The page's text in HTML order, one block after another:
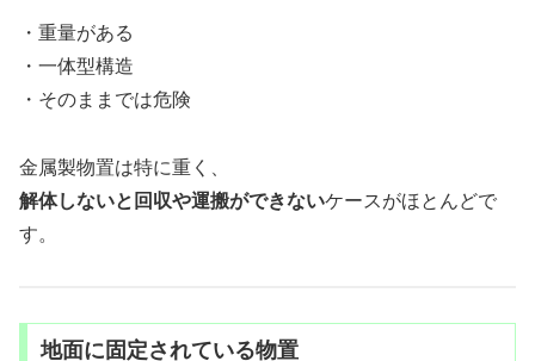
・重量がある
・一体型構造
・そのままでは危険
金属製物置は特に重く、
解体しないと回収や運搬ができないケースがほとんどで
す。
地面に固定されている物置